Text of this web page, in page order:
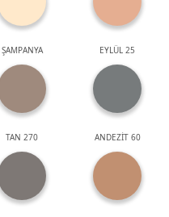
ŞAMPANYA EYLÜL 25
TAN 270 ANDEZİT 60